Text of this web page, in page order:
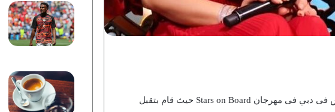
فاجأ الفنان حمد سعد المطربة السورية أصالة فى حفلها أمس فى دبي فى مهرجان Stars on Board حيث قام بتقبل